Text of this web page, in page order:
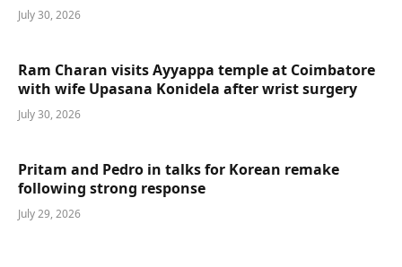
July 30, 2026
Ram Charan visits Ayyappa temple at Coimbatore
with wife Upasana Konidela after wrist surgery
July 30, 2026
Pritam and Pedro in talks for Korean remake
following strong response
July 29, 2026